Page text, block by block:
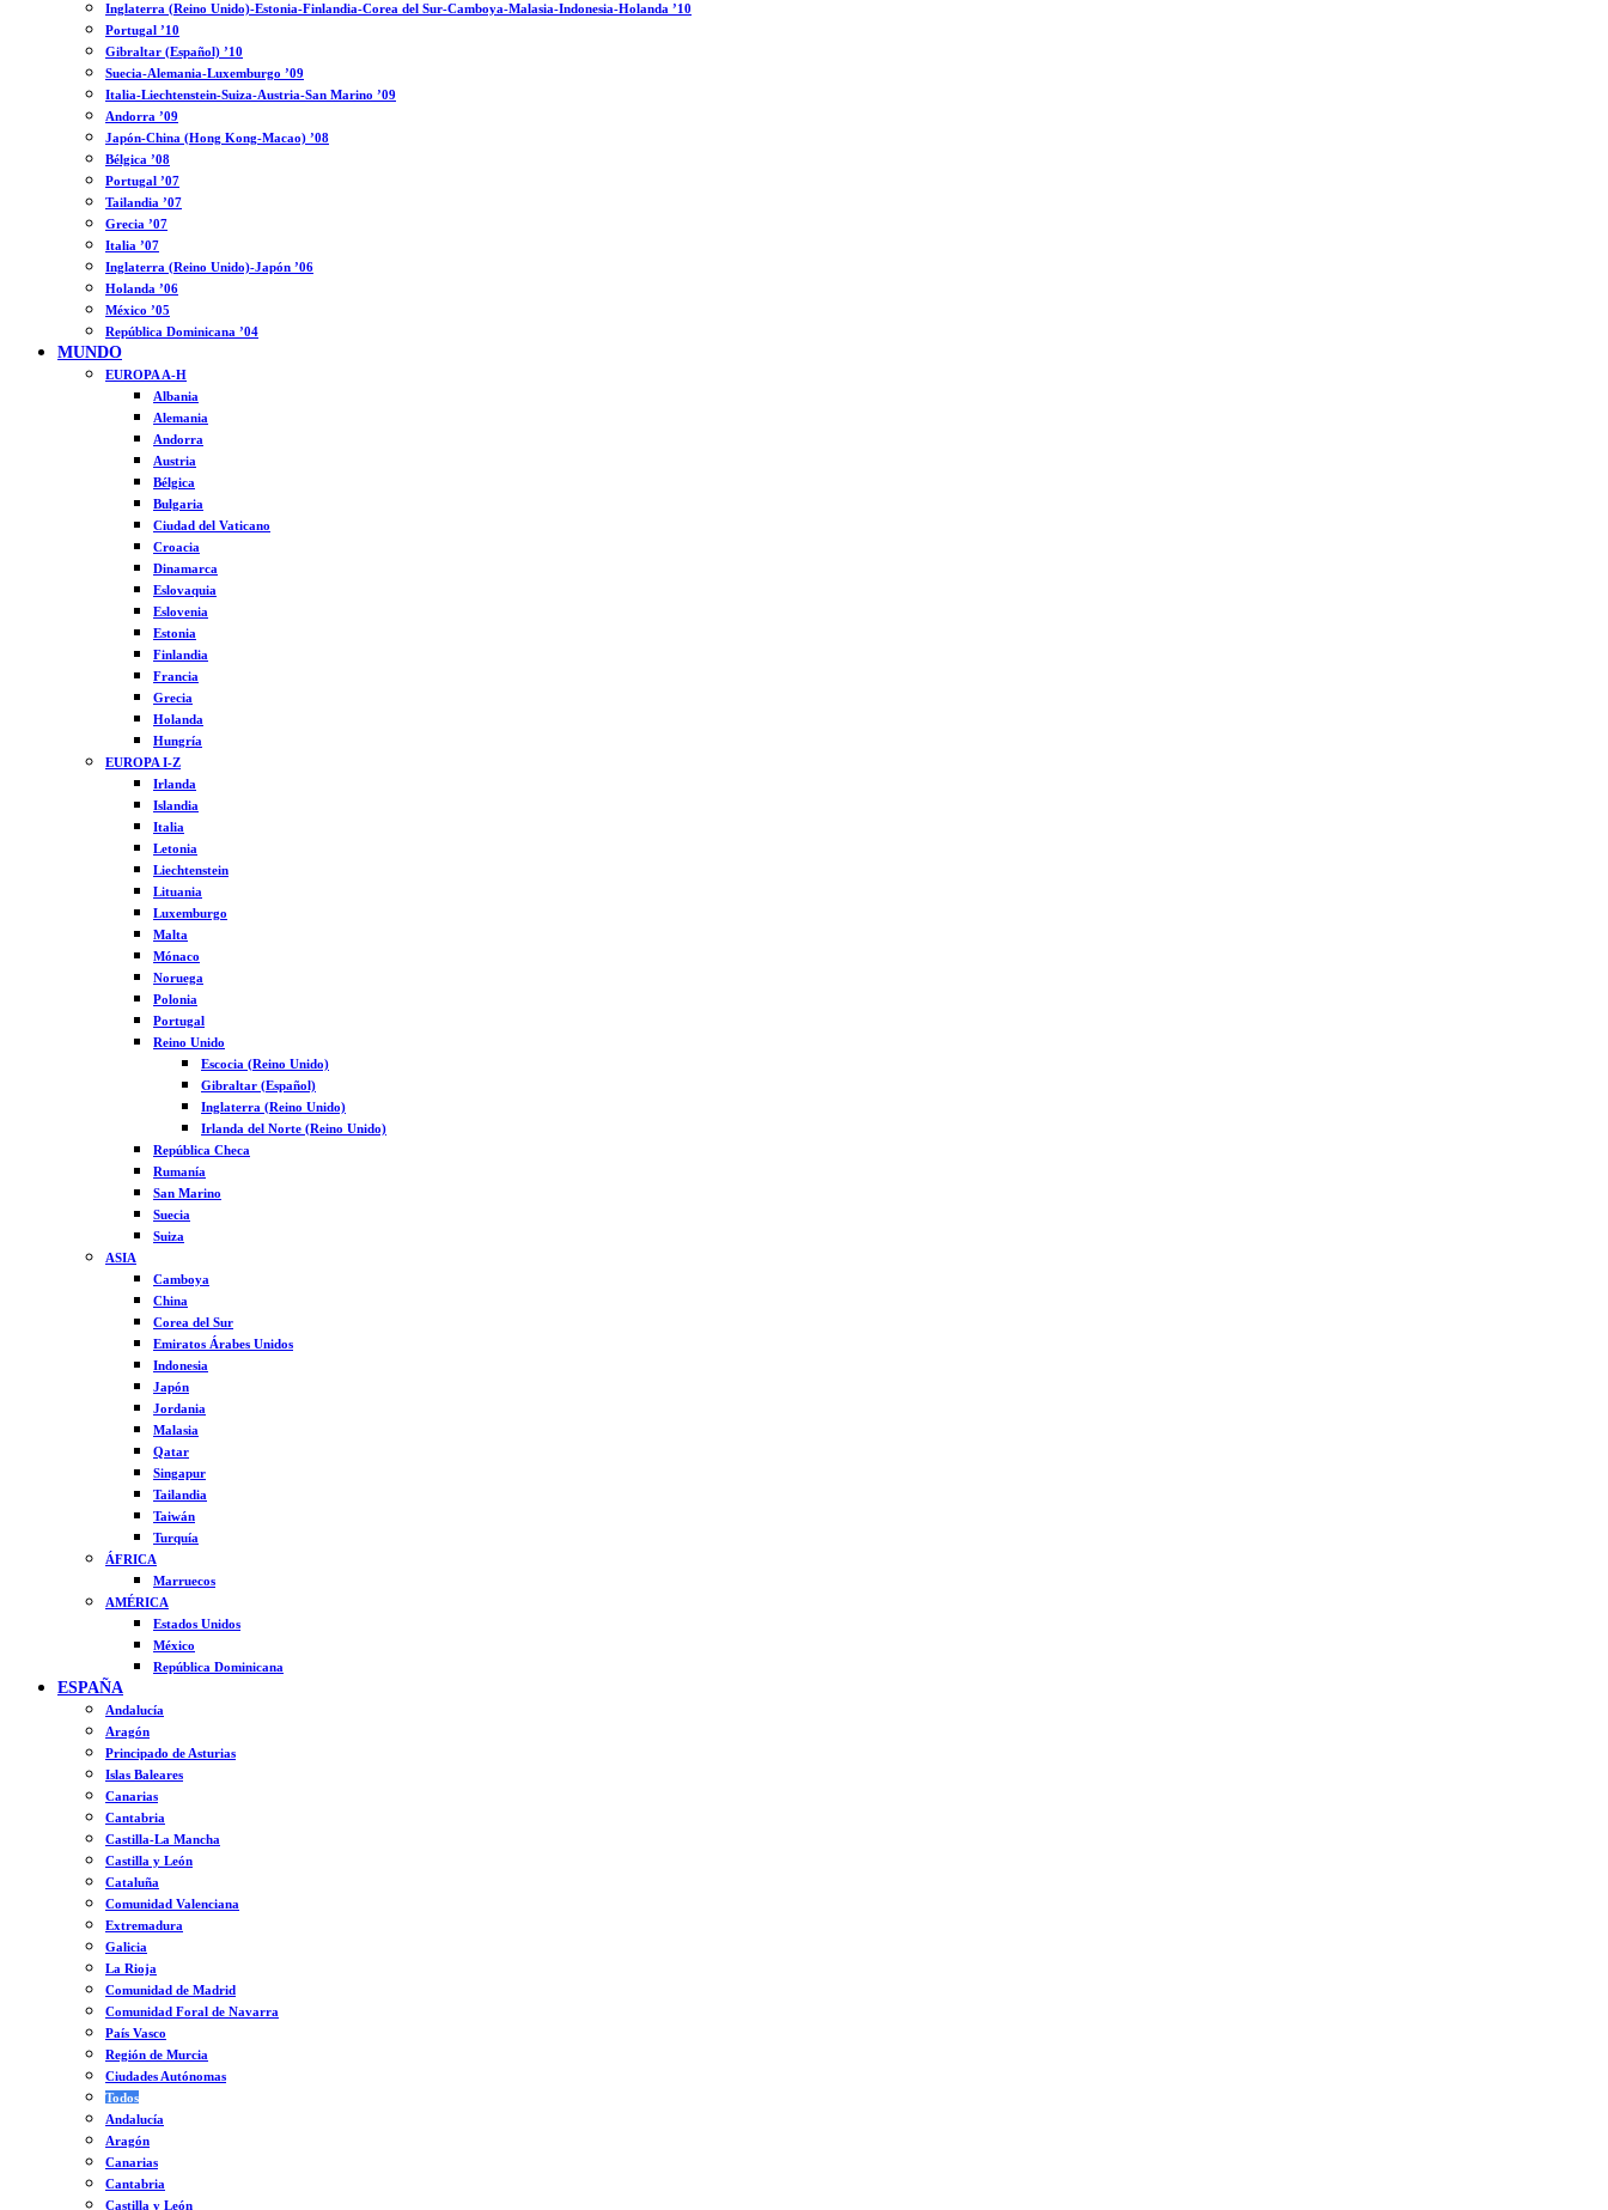
Inglaterra (Reino Unido)-Estonia-Finlandia-Corea del Sur-Camboya-Malasia-Indonesia-Holanda ’10
Portugal ’10
Gibraltar (Español) ’10
Suecia-Alemania-Luxemburgo ’09
Italia-Liechtenstein-Suiza-Austria-San Marino ’09
Andorra ’09
Japón-China (Hong Kong-Macao) ’08
Bélgica ’08
Portugal ’07
Tailandia ’07
Grecia ’07
Italia ’07
Inglaterra (Reino Unido)-Japón ’06
Holanda ’06
México ’05
República Dominicana ’04
MUNDO
EUROPA A-H
Albania
Alemania
Andorra
Austria
Bélgica
Bulgaria
Ciudad del Vaticano
Croacia
Dinamarca
Eslovaquia
Eslovenia
Estonia
Finlandia
Francia
Grecia
Holanda
Hungría
EUROPA I-Z
Irlanda
Islandia
Italia
Letonia
Liechtenstein
Lituania
Luxemburgo
Malta
Mónaco
Noruega
Polonia
Portugal
Reino Unido
Escocia (Reino Unido)
Gibraltar (Español)
Inglaterra (Reino Unido)
Irlanda del Norte (Reino Unido)
República Checa
Rumanía
San Marino
Suecia
Suiza
ASIA
Camboya
China
Corea del Sur
Emiratos Árabes Unidos
Indonesia
Japón
Jordania
Malasia
Qatar
Singapur
Tailandia
Taiwán
Turquía
ÁFRICA
Marruecos
AMÉRICA
Estados Unidos
México
República Dominicana
ESPAÑA
Andalucía
Aragón
Principado de Asturias
Islas Baleares
Canarias
Cantabria
Castilla-La Mancha
Castilla y León
Cataluña
Comunidad Valenciana
Extremadura
Galicia
La Rioja
Comunidad de Madrid
Comunidad Foral de Navarra
País Vasco
Región de Murcia
Ciudades Autónomas
Todos
Andalucía
Aragón
Canarias
Cantabria
Castilla y León